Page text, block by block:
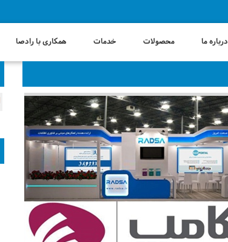
درباره ما محصولات خدمات همکاری با رادصا